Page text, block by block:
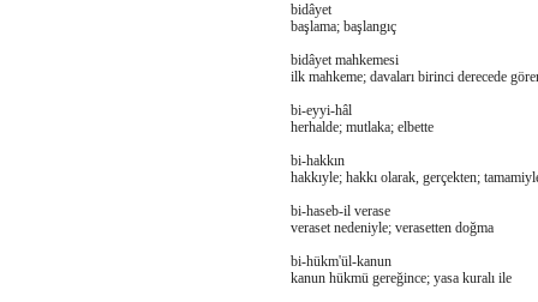
bidâyet
başlama; başlangıç
bidâyet mahkemesi
ilk mahkeme; davaları birinci derecede
bi-eyyi-hâl
herhalde; mutlaka; elbette
bi-hakkın
hakkıyle; hakkı olarak, gerçekten;
bi-haseb-il verase
veraset nedeniyle; verasetten doğma
bi-hükm'ül-kanun
kanun hükmü gereğince; yasa kuralı ile